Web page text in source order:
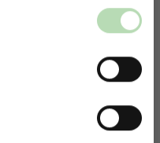
als akustische
oder als Design-